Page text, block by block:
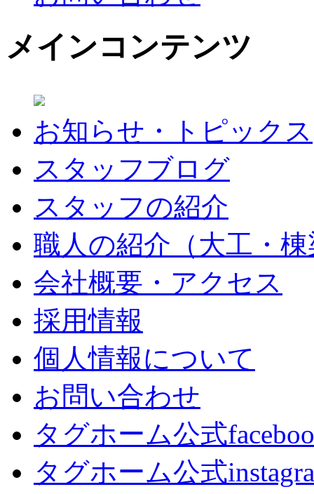
メインコンテンツ
お知らせ・トピックス
スタッフブログ
スタッフの紹介
職人の紹介（大工・
会社概要・アクセス
採用情報
個人情報について
お問い合わせ
タグホーム公式
タグホーム公式